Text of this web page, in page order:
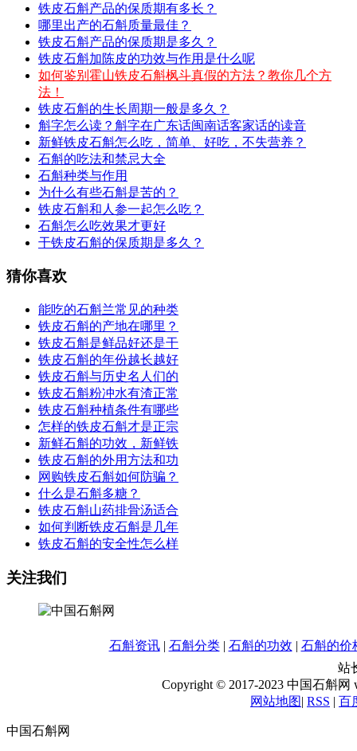
铁皮石斛产品的保质期有多长？
哪里出产的石斛质量最佳？
铁皮石斛产品的保质期是多久？
铁皮石斛加陈皮的功效与作用是什么呢
如何鉴别霍山铁皮石斛枫斗真假的方法？教你几个方
法！
铁皮石斛的生长周期一般是多久？
斛字怎么读？斛字在广东话闽南话客家话的读音
新鲜铁皮石斛怎么吃，简单、好吃，不失营养？
石斛的吃法和禁忌大全
石斛种类与作用
为什么有些石斛是苦的？
铁皮石斛和人参一起怎么吃？
石斛怎么吃效果才更好
干铁皮石斛的保质期是多久？
猜你喜欢
能吃的石斛兰常见的种类
铁皮石斛的产地在哪里？
铁皮石斛是鲜品好还是干
铁皮石斛的年份越长越好
铁皮石斛与历史名人们的
铁皮石斛粉冲水有渣正常
铁皮石斛种植条件有哪些
怎样的铁皮石斛才是正宗
新鲜石斛的功效，新鲜铁
铁皮石斛的外用方法和功
网购铁皮石斛如何防骗？
什么是石斛多糖？
铁皮石斛山药排骨汤适合
如何判断铁皮石斛是几年
铁皮石斛的安全性怎么样
关注我们
石斛资讯| 石斛分类| 石斛的功效 | 石斛的价
站
Copyright © 2017-2023 中国石斛网
网站地图| RSS | 百
中国石斛网